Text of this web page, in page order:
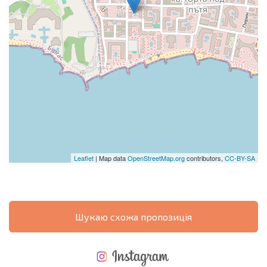
Leaflet | Map dataOpenStreetMap.orgcontributors, CC-BY-SA
Шукаю схожа пропозиція